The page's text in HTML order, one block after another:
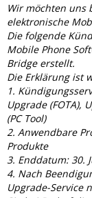
Wir möchten uns
elektronische
Die folgende
Mobile Phone
Bridge erstellt.
Die Erklärung ist
1.
Upgrade (FOTA),
(PC Tool)
2. Anwendbare
Produkte
3. Enddatum: 30.
4. Nach
Upgrade-Service